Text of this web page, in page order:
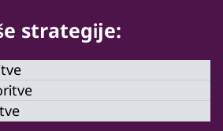
strategije: